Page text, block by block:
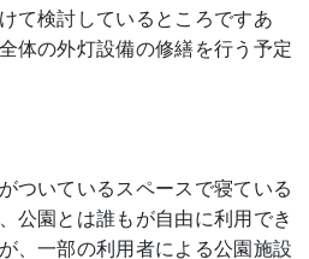
て検討しているところですあ
体の外灯設備の修繕を行う予定
ついているスペースで寝ている
公園とは誰もが自由に利用でき
、一部の利用者による公園施設